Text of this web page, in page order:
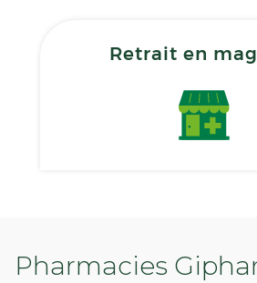
Retrait en
Pharmacies